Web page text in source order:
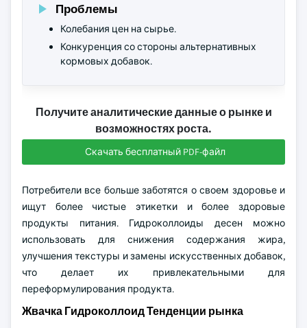
Проблемы
Колебания цен на сырье.
Конкуренция со стороны альтернативных
кормовых добавок.
Получите аналитические данные о рынке и
возможностях роста.
Скачать бесплатный PDF-файл
Потребители все больше заботятся о своем здоровье и
ищут более чистые этикетки и более здоровые
продукты питания. Гидроколлоиды десен можно
использовать для снижения содержания жира,
улучшения текстуры и замены искусственных добавок,
что делает их привлекательными для
переформулирования продукта.
Жвачка Гидроколлоид Тенденции рынка